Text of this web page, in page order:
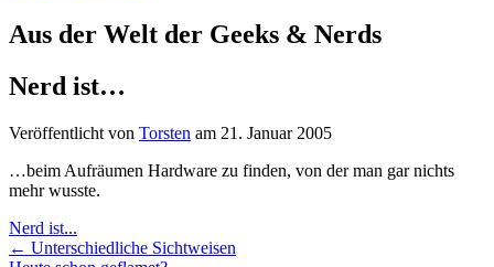
Aus der Welt der Geeks & Nerds
Nerd ist…
Veröffentlicht von Torsten am 21. Januar 2005
…beim Aufräumen Hardware zu finden, von der man gar nichts
mehr wusste.
Nerd ist...
← Unterschiedliche Sichtweisen